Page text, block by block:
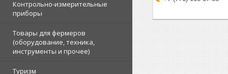
Контрольно-измерительные
приборы
Товары для фермеров
(оборудование, техника,
инструменты и прочее)
Туризм